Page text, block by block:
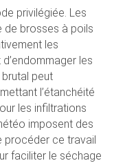
privilégiée. Les
de brosses à poils
les
les
peut
l’étanchéité
les infiltrations
imposent des
procéder ce travail
faciliter le séchage